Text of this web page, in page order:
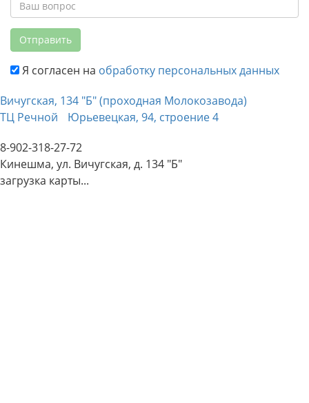
Отправить
Я согласен на обработку персональных данных
Вичугская, 134 "Б" (проходная Молокозавода)
ТЦ Речной
Юрьевецкая, 94, строение 4
8-902-318-27-72
Кинешма, ул. Вичугская, д. 134 "Б"
загрузка карты...